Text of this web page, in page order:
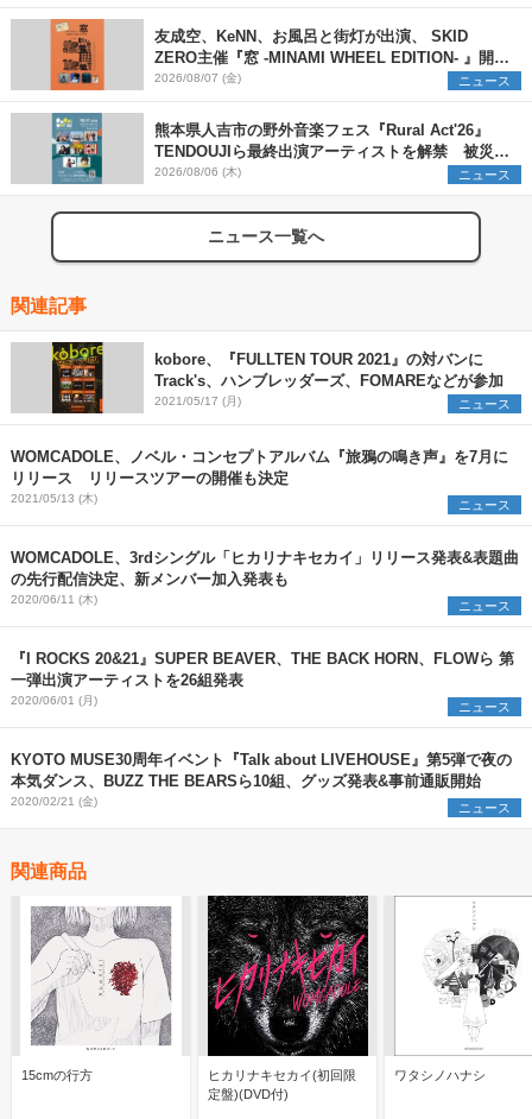
友成空、KeNN、お風呂と街灯が出演、 SKID
ZERO主催『窓 -MINAMI WHEEL EDITION- 』開催
決定
2026/08/07 (金) ニュース
熊本県人吉市の野外音楽フェス『Rural Act'26』
TENDOUJIら最終出演アーティストを解禁 被災地
支援プロジェクトの始動も発表
2026/08/06 (木) ニュース
ニュース一覧へ
関連記事
kobore、『FULLTEN TOUR 2021』の対バンに
Track's、ハンブレッダーズ、FOMAREなどが参加
2021/05/17 (月) ニュース
WOMCADOLE、ノベル・コンセプトアルバム『旅鴉の鳴き声』を7月に
リリース リリースツアーの開催も決定
2021/05/13 (木) ニュース
WOMCADOLE、3rdシングル「ヒカリナキセカイ」リリース発表&表題曲
の先行配信決定、新メンバー加入発表も
2020/06/11 (木) ニュース
『I ROCKS 20&21』SUPER BEAVER、THE BACK HORN、FLOWら 第
一弾出演アーティストを26組発表
2020/06/01 (月) ニュース
KYOTO MUSE30周年イベント『Talk about LIVEHOUSE』第5弾で夜の
本気ダンス、BUZZ THE BEARSら10組、グッズ発表&事前通販開始
2020/02/21 (金) ニュース
関連商品
15cmの行方
ヒカリナキセカイ(初回限
定盤)(DVD付)
ワタシノハナシ